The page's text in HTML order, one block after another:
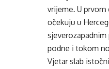
vrijeme. U prvom
očekuju u
podne i tokom
Vjetar slab